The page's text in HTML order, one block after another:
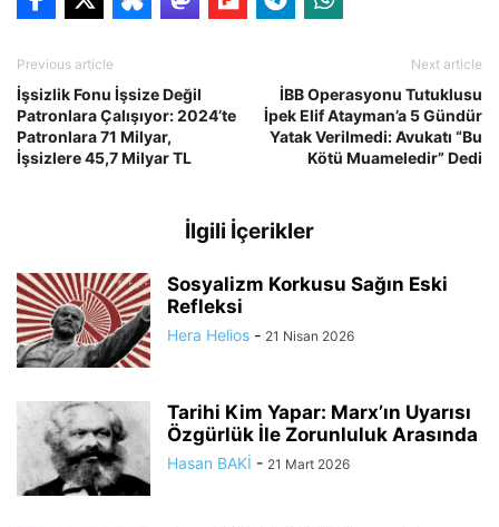
Previous article
İşsizlik Fonu İşsize Değil
Patronlara Çalışıyor: 2024’te
Patronlara 71 Milyar,
İşsizlere 45,7 Milyar TL
Next article
İBB Operasyonu Tutuklusu
İpek Elif Atayman’a 5 Gündür
Yatak Verilmedi: Avukatı “Bu
Kötü Muameledir” Dedi
İlgili İçerikler
Sosyalizm Korkusu Sağın Eski
Refleksi
Hera Helios - 21 Nisan 2026
Tarihi Kim Yapar: Marx’ın Uyarısı
Özgürlük İle Zorunluluk Arasında
Hasan BAKİ - 21 Mart 2026